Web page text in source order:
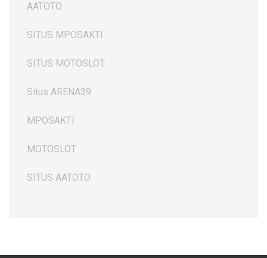
AATOTO
SITUS MPOSAKTI
SITUS MOTOSLOT
Situs ARENA39
MPOSAKTI
MOTOSLOT
SITUS AATOTO